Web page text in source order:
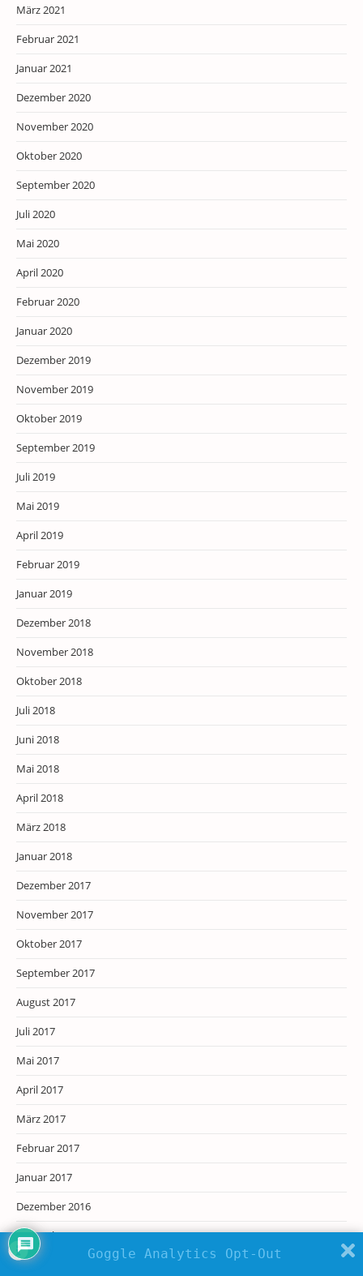
März 2021
Februar 2021
Januar 2021
Dezember 2020
November 2020
Oktober 2020
September 2020
Juli 2020
Mai 2020
April 2020
Februar 2020
Januar 2020
Dezember 2019
November 2019
Oktober 2019
September 2019
Juli 2019
Mai 2019
April 2019
Februar 2019
Januar 2019
Dezember 2018
November 2018
Oktober 2018
Juli 2018
Juni 2018
Mai 2018
April 2018
März 2018
Januar 2018
Dezember 2017
November 2017
Oktober 2017
September 2017
August 2017
Juli 2017
Mai 2017
April 2017
März 2017
Februar 2017
Januar 2017
Dezember 2016
November 2016
Oktober 2016
Goggle Analytics Opt-Out